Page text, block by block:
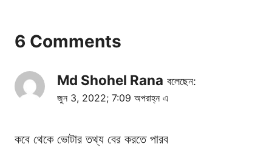
6 Comments
Md Shohel Rana বলেছেন:
জুন 3, 2022; 7:09 অপরাহ্ন এ
কবে থেকে ভোটার তথ্য বের করতে পারব